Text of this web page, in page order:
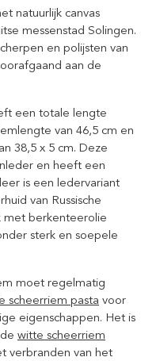
natuurlijk canvas
messenstad Solingen.
en polijsten van
aan de
een totale lengte
van 46,5 cm en
38,5 x 5 cm. Deze
en heeft een
is een ledervariant
van Russische
met berkenteerolie
sterk en soepele
moet regelmatig
scheerriem pasta voor
eigenschappen. Het is
witte scheerriem
verbranden van het